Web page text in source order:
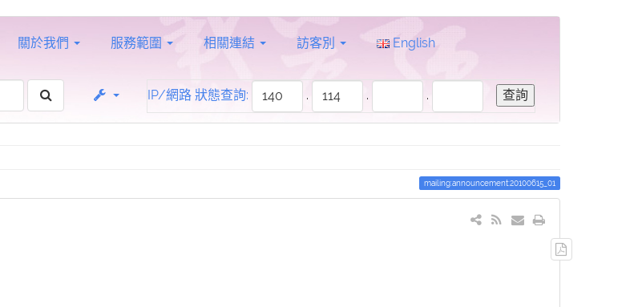
關於我們 服務範圍 相關連結 訪客別 English
IP/網路 狀態查詢: . . .
mailing:announcement:20100615_01
出